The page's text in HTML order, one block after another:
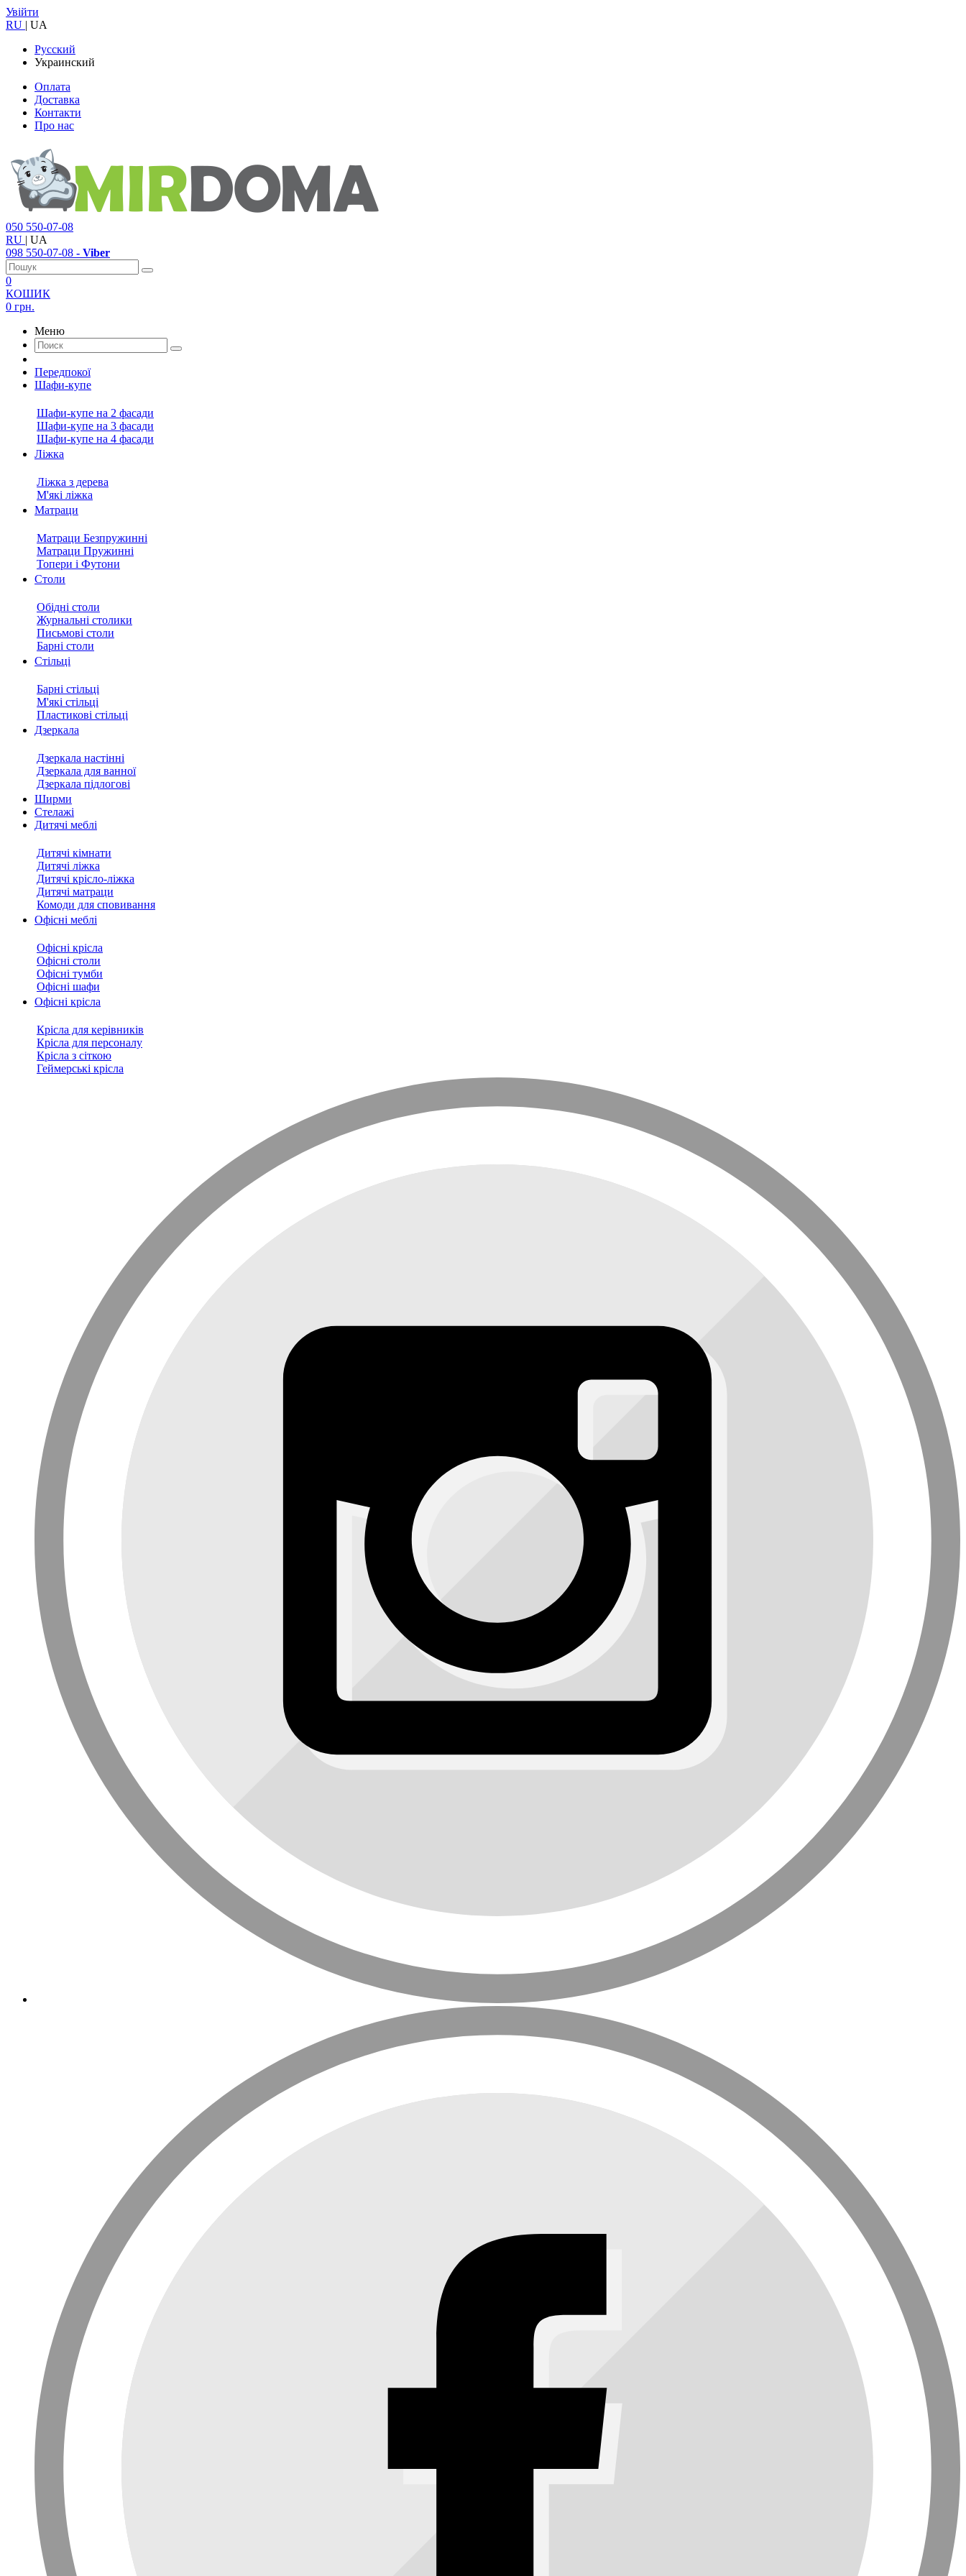
Увійти
RU | UA
Русский
Украинский
Оплата
Доставка
Контакти
Про нас
050 550-07-08
RU | UA
098 550-07-08 - Viber
0
КОШИК
0 грн.
Меню
Передпокої
Шафи-купе
Шафи-купе на 2 фасади
Шафи-купе на 3 фасади
Шафи-купе на 4 фасади
Ліжка
Ліжка з дерева
М'які ліжка
Матраци
Матраци Безпружинні
Матраци Пружинні
Топери і Футони
Столи
Обідні столи
Журнальні столики
Письмові столи
Барні столи
Стільці
Барні стільці
М'які стільці
Пластикові стільці
Дзеркала
Дзеркала настінні
Дзеркала для ванної
Дзеркала підлогові
Ширми
Стелажі
Дитячі меблі
Дитячі кімнати
Дитячі ліжка
Дитячі крісло-ліжка
Дитячі матраци
Комоди для сповивання
Офісні меблі
Офісні крісла
Офісні столи
Офісні тумби
Офісні шафи
Офісні крісла
Крісла для керівників
Крісла для персоналу
Крісла з сіткою
Геймерські крісла